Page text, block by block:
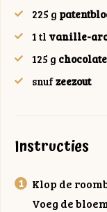
225 g
1 tl vanille-
125 g
snufzeezout
Instructies
Klop de
Voeg de